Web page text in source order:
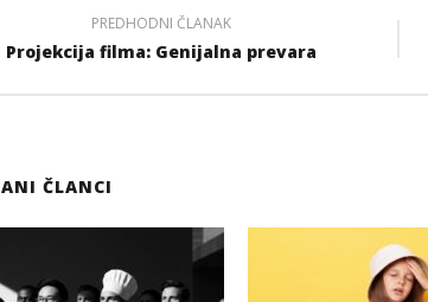
PREDHODNI ČLANAK
Projekcija filma: Genijalna prevara
ČLANCI